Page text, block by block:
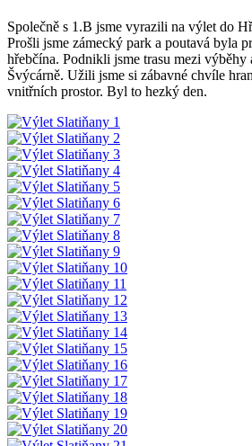
Společně s 1.B jsme vyrazili na výlet do
Prošli jsme zámecký park a poutavá byla
hřebčína. Podnikli jsme trasu mezi výběhy
Švýcárně. Užili jsme si zábavné chvíle
vnitřních prostor. Byl to hezký den.